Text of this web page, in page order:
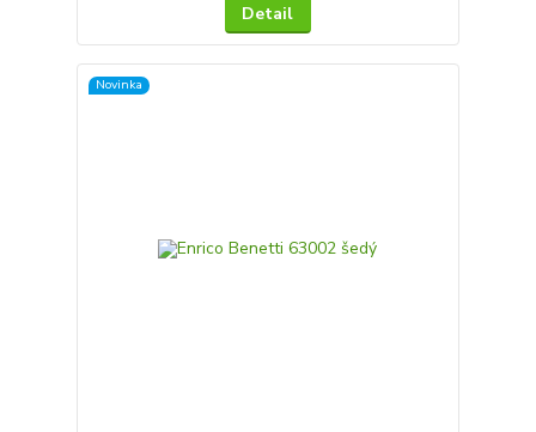
Detail
Novinka